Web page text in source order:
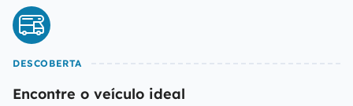
DESCOBERTA
Encontre o veículo ideal